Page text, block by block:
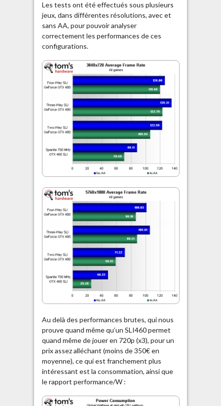
Les tests ont été effectués sous plusieurs
jeux, dans différentes résolutions, avec et
sans AA, pour pouvoir analyser
correctement les performances de ces
configurations.
Au delà des performances brutes, qui nous
prouve quand même qu’un SLI460 permet
quand même de jouer en 720p (x3), pour un
prix assez alléchant (moins de 350€ en
moyenne), ce qui est franchement plus
intéressant est la consommation, ainsi que
le rapport performance/W :